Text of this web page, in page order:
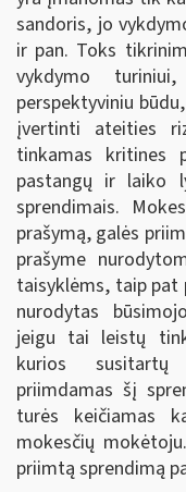
sandoris, jo
ir pan. Toks
vykdymo
perspektyviniu
įvertinti ateities
tinkamas kritines
pastangų ir laiko
sprendimais.
prašymą, galės
prašyme
taisyklėms, taip pat
nurodytas
jeigu tai leistų
kurios susitartų
priimdamas šį
turės keičiamas
mokesčių
priimtą sprendimą